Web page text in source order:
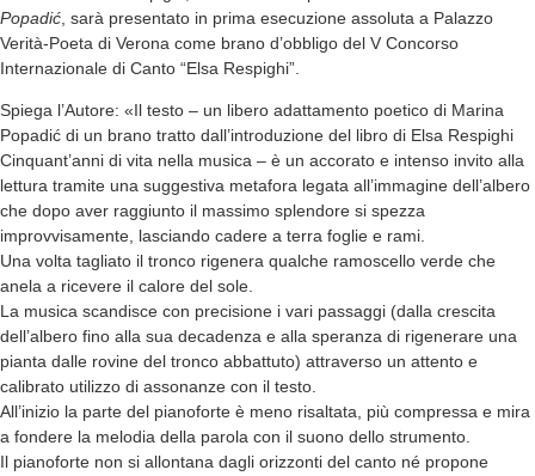
Popadić , sarà presentato in prima esecuzione assoluta a Palazzo
Verità-Poeta di Verona come brano d’obbligo del V Concorso
Internazionale di Canto “Elsa Respighi”.
Spiega l’Autore: «Il testo – un libero adattamento poetico di Marina
Popadić di un brano tratto dall’introduzione del libro di Elsa Respighi
Cinquant’anni di vita nella musica – è un accorato e intenso invito alla
lettura tramite una suggestiva metafora legata all’immagine dell’albero
che dopo aver raggiunto il massimo splendore si spezza
improvvisamente, lasciando cadere a terra foglie e rami.
Una volta tagliato il tronco rigenera qualche ramoscello verde che
anela a ricevere il calore del sole.
La musica scandisce con precisione i vari passaggi (dalla crescita
dell’albero fino alla sua decadenza e alla speranza di rigenerare una
pianta dalle rovine del tronco abbattuto) attraverso un attento e
calibrato utilizzo di assonanze con il testo.
All’inizio la parte del pianoforte è meno risaltata, più compressa e mira
a fondere la melodia della parola con il suono dello strumento.
Il pianoforte non si allontana dagli orizzonti del canto né propone